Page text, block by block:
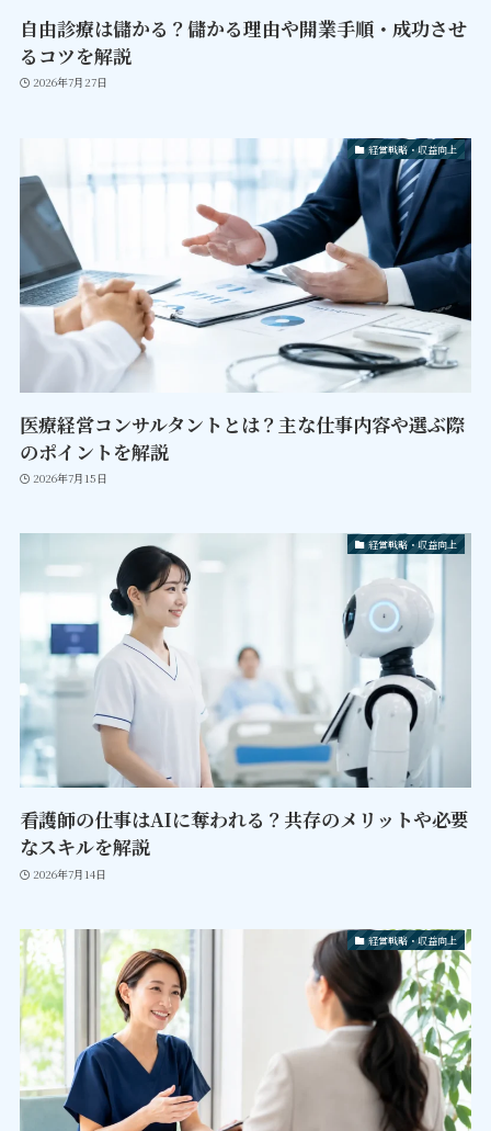
自由診療は儲かる？儲かる理由や開業手順・成功させ
るコツを解説
2026年7月27日
経営戦略・収益向上
医療経営コンサルタントとは？主な仕事内容や選ぶ際
のポイントを解説
2026年7月15日
経営戦略・収益向上
看護師の仕事はAIに奪われる？共存のメリットや必要
なスキルを解説
2026年7月14日
経営戦略・収益向上